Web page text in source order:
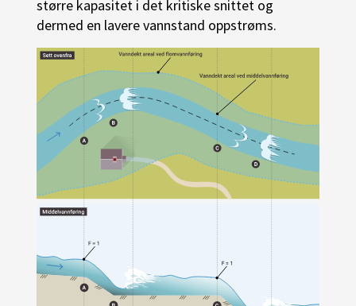
større kapasitet i det kritiske snittet og
dermed en lavere vannstand oppstrøms.